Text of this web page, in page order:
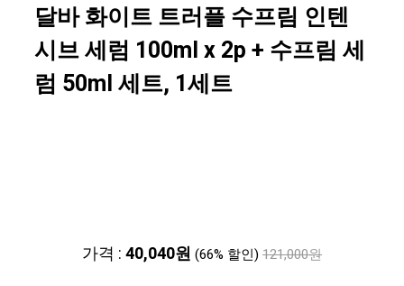
달바 화이트 트러플 수프림 인텐
시브 세럼 100ml x 2p + 수프림 세
럼 50ml 세트, 1세트
가격 :40,040원 (66% 할인) 121,000원